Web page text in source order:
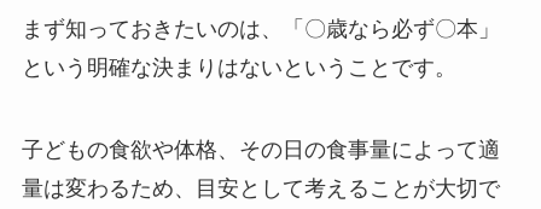
まず知っておきたいのは、「〇歳なら必ず〇本」
という明確な決まりはないということです。
子どもの食欲や体格、その日の食事量によって適
量は変わるため、目安として考えることが大切で